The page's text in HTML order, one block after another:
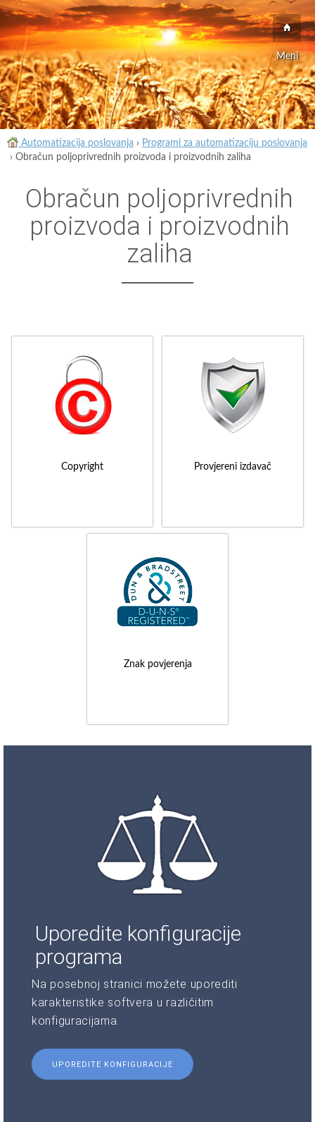
Meni
Automatizacija poslovanja › Programi za automatizaciju poslovanja
› Obračun poljoprivrednih proizvoda i proizvodnih zaliha
Obračun poljoprivrednih
proizvoda i proizvodnih
zaliha
Copyright Provjereni izdavač
Znak povjerenja
Uporedite konfiguracije
programa
Na posebnoj stranici možete uporediti
karakteristike softvera u različitim
konfiguracijama.
UPOREDITE KONFIGURACIJE